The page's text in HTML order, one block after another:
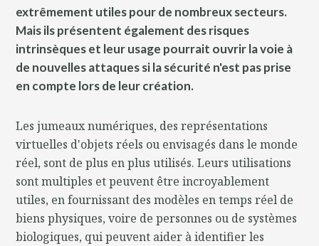
extrêmement utiles pour de nombreux secteurs.
Mais ils présentent également des risques
intrinsèques et leur usage pourrait ouvrir la voie à
de nouvelles attaques si la sécurité n'est pas prise
en compte lors de leur création.
Les jumeaux numériques, des représentations
virtuelles d'objets réels ou envisagés dans le monde
réel, sont de plus en plus utilisés. Leurs utilisations
sont multiples et peuvent être incroyablement
utiles, en fournissant des modèles en temps réel de
biens physiques, voire de personnes ou de systèmes
biologiques, qui peuvent aider à identifier les